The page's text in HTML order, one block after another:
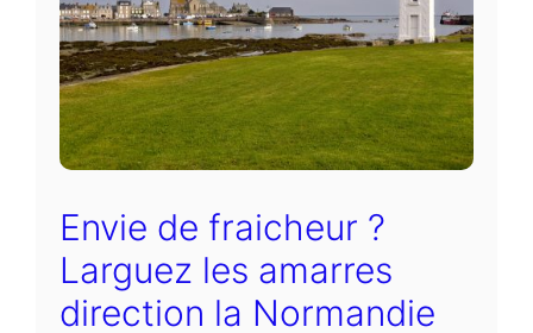
Envie de fraicheur ?
Larguez les amarres
direction la Normandie